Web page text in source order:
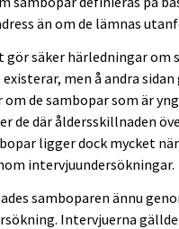
än om de lämnas
säker härledningar om
men å andra
de sambopar som är
de där åldersskillnaden
ligger dock mycket
intervjuundersökningar.
samboparen ännu
Intervjuerna